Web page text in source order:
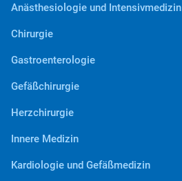
Anästhesiologie und Intensivmedizin
Chirurgie
Gastroenterologie
Gefäßchirurgie
Herzchirurgie
Innere Medizin
Kardiologie und Gefäßmedizin